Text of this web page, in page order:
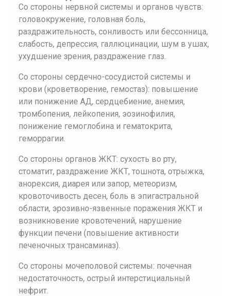
Со стороны нервной системы и органов чувств:
головокружение, головная боль,
раздражительность, сонливость или бессонница,
слабость, депрессия, галлюцинации, шум в ушах,
ухудшение зрения, раздражение глаз.
Со стороны сердечно-сосудистой системы и
крови (кроветворение, гемостаз): повышение
или понижение АД, сердцебиение, анемия,
тромбопения, лейкопения, эозинофилия,
понижение гемоглобина и гематокрита,
геморрагии.
Со стороны органов ЖКТ: сухость во рту,
стоматит, раздражение ЖКТ, тошнота, отрыжка,
анорексия, диарея или запор, метеоризм,
кровоточивость десен, боль в эпигастральной
области, эрозивно-язвенные поражения ЖКТ и
возникновение кровотечений, нарушение
функции печени (повышение активности
печеночных трансаминаз).
Со стороны мочеполовой системы: почечная
недостаточность, острый интерстициальный
нефрит.